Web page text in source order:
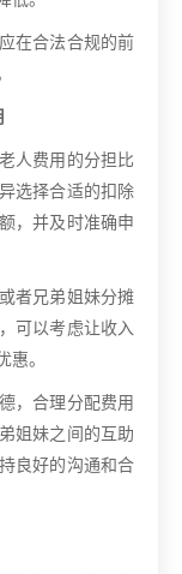
在合法合规的前
人费用的分担比
选择合适的扣除
，并及时准确申
者兄弟姐妹分摊
可以考虑让收入
惠。
，合理分配费用
姐妹之间的互助
良好的沟通和合